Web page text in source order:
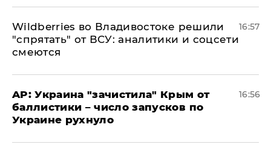
Wildberries во Владивостоке решили
"спрятать" от ВСУ: аналитики и соцсети
смеются
16:57
AP: Украина "зачистила" Крым от
баллистики – число запусков по
Украине рухнуло
16:56